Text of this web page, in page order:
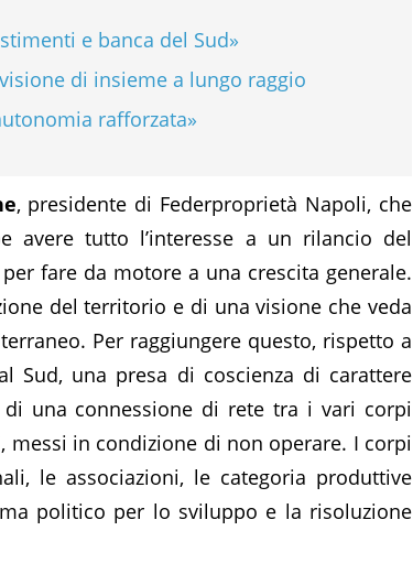
e banca del Sud»
di insieme a lungo raggio
rafforzata»
, presidente di Federproprietà Napoli, che
avere tutto l’interesse a un rilancio del
fare da motore a una crescita generale.
del territorio e di una visione che veda
Per raggiungere questo, rispetto a
Sud, una presa di coscienza di carattere
di una connessione di rete tra i vari corpi
in condizione di non operare. I corpi
le associazioni, le categoria produttive
politico per lo sviluppo e la risoluzione